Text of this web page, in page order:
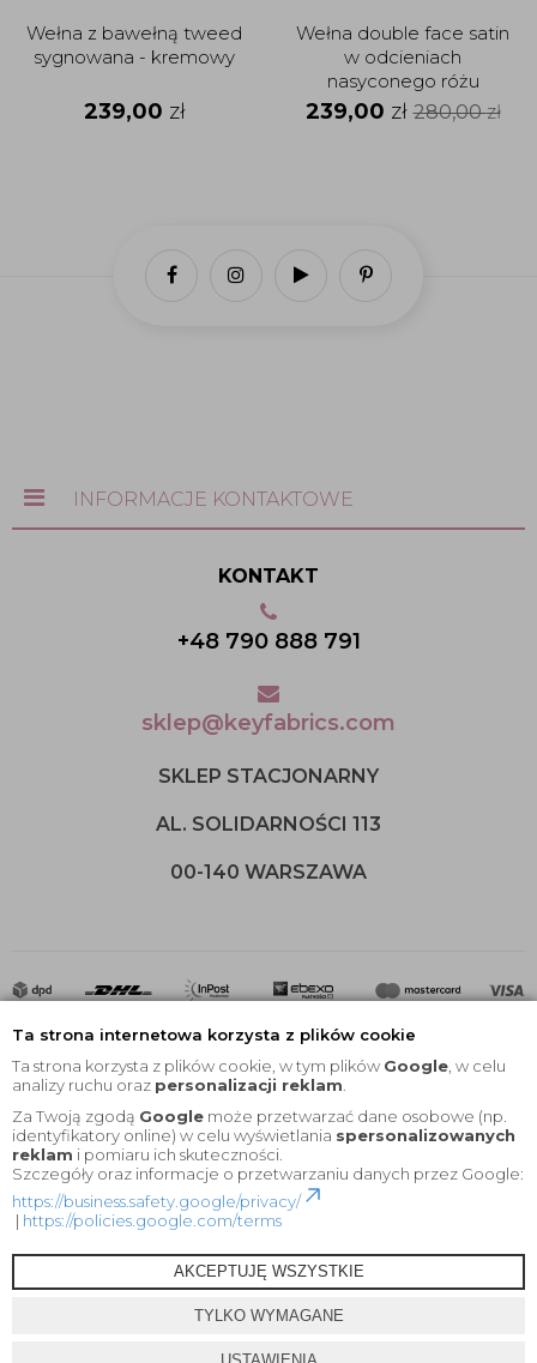
Ta strona internetowa korzysta z plików cookie
Ta strona korzysta z plików cookie, w tym plików Google , w celu
analizy ruchu oraz personalizacji reklam
Za Twoją zgodą Google może przetwarzać dane osobowe (np.
identyfikatory online) w celu wyświetlania spersonalizowanych
reklam i pomiaru ich skuteczności.
Szczegóły oraz informacje o przetwarzaniu danych przez Google:
https://business.safety.google/privacy/
| https://policies.google.com/terms
AKCEPTUJĘ WSZYSTKIE
TYLKO WYMAGANE
Wełna z bawełną tweed
sygnowana - kremowy
239,00 zł
Wełna double face satin
w odcieniach
nasyconego różu
239,00 zł 280,00zł
INFORMACJE KONTAKTOWE
KONTAKT
+48 790 888 791
sklep@keyfabrics.com
SKLEP STACJONARNY
AL. SOLIDARNOŚCI 113
00-140 WARSZAWA
2020 © Wszelkie Prawa Zastrzeżone |KEYfabrics
Projekt i oprogramowanie sklepu: